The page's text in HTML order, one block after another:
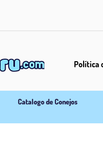
Política
Catalogo de Conejos